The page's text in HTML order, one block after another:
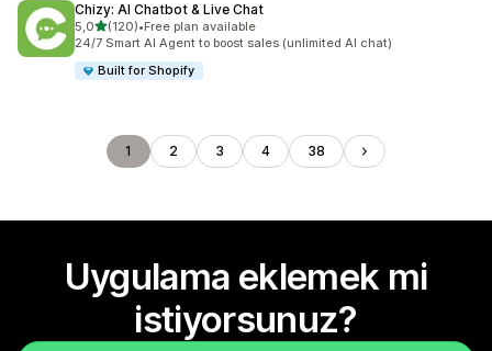
Chizy: AI Chatbot & Live Chat
5,05 yıldız üzerinden
(120)
toplam 120 değerlendirme
•Free plan available
24/7 Smart AI Agent to boost sales (unlimited AI chat)
Built for Shopify
1 2 3 4 38
Uygulama eklemek mi
istiyorsunuz?